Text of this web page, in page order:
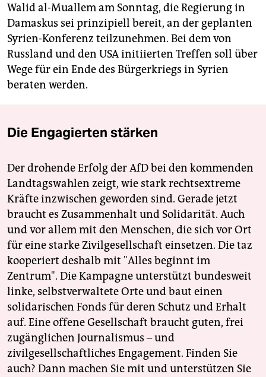
Walid al-Muallem am Sonntag, die Regierung in
Damaskus sei prinzipiell bereit, an der geplanten
Syrien-Konferenz teilzunehmen. Bei dem von
Russland und den USA initiierten Treffen soll über
Wege für ein Ende des Bürgerkriegs in Syrien
beraten werden.
Die Engagierten stärken
Der drohende Erfolg der AfD bei den kommenden
Landtagswahlen zeigt, wie stark rechtsextreme
Kräfte inzwischen geworden sind. Gerade jetzt
braucht es Zusammenhalt und Solidarität. Auch
und vor allem mit den Menschen, die sich vor Ort
für eine starke Zivilgesellschaft einsetzen. Die taz
kooperiert deshalb mit "Alles beginnt im
Zentrum". Die Kampagne unterstützt bundesweit
linke, selbstverwaltete Orte und baut einen
solidarischen Fonds für deren Schutz und Erhalt
auf. Eine offene Gesellschaft braucht guten, frei
zugänglichen Journalismus – und
zivilgesellschaftliches Engagement. Finden Sie
auch? Dann machen Sie mit und unterstützen Sie